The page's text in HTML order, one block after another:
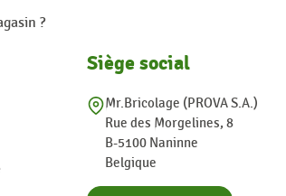
?
Siège social
Mr.Bricolage (PROVA S.A.)
Rue des Morgelines, 8
B-5100 Naninne
Belgique